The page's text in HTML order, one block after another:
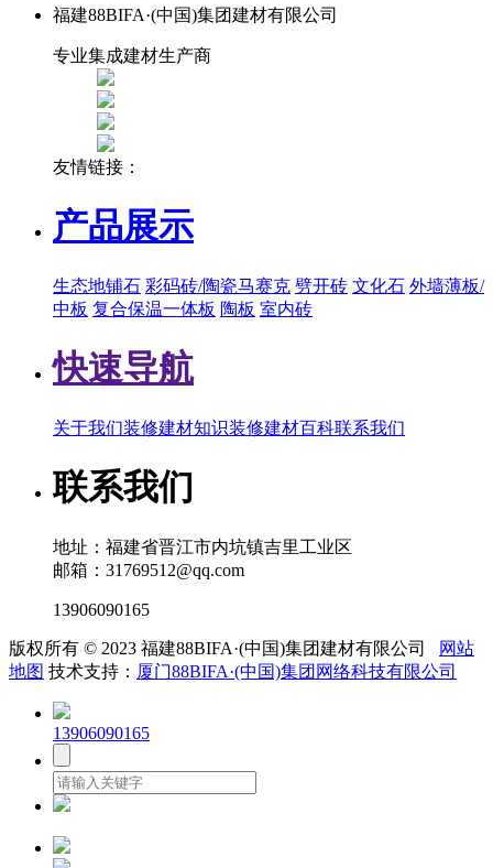
福建88BIFA·(中国)集团建材有限公司
专业集成建材生产商
友情链接：
产品展示
生态地铺石 彩码砖/陶瓷马赛克 劈开砖 文化石 外墙薄板/
中板 复合保温一体板 陶板 室内砖
快速导航
关于我们装修建材知识装修建材百科联系我们
联系我们
地址：福建省晋江市内坑镇吉里工业区
邮箱：31769512@qq.com
13906090165
版权所有 © 2023 福建88BIFA·(中国)集团建材有限公司
网站
地图 技术支持： 厦门88BIFA·(中国)集团网络科技有限公司
13906090165